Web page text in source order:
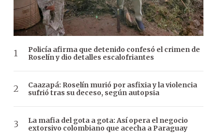
Policía afirma que detenido confesó el crimen de
Roselín y dio detalles escalofriantes
Caazapá: Roselín murió por asfixia y la violencia
sufrió tras su deceso, según autopsia
La mafia del gota a gota: Así opera el negocio
extorsivo colombiano que acecha a Paraguay